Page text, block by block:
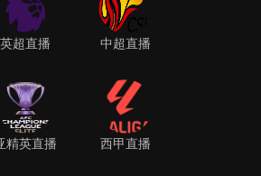
英超直播 中超直播
精英直播 西甲直播